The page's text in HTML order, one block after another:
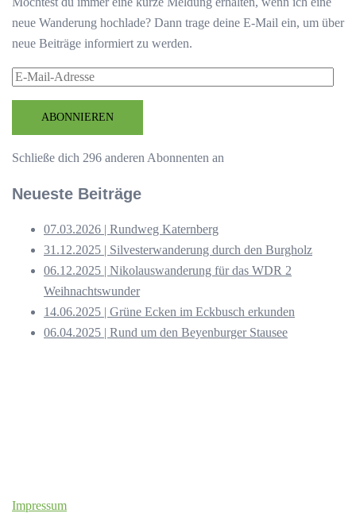
neue Wanderung hochlade? Dann trage deine E-Mail ein, um über
neue Beiträge informiert zu werden.
E-
AdresseABONNIEREN
Schließe dich 296 anderen Abonnenten an
Neueste Beiträge
07.03.2026 | Rundweg Katernberg
31.12.2025 | Silvesterwanderung durch den Burgholz
06.12.2025 | Nikolauswanderung für das WDR 2
Weihnachtswunder
14.06.2025 | Grüne Ecken im Eckbusch erkunden
06.04.2025 | Rund um den Beyenburger Stausee
Impressum